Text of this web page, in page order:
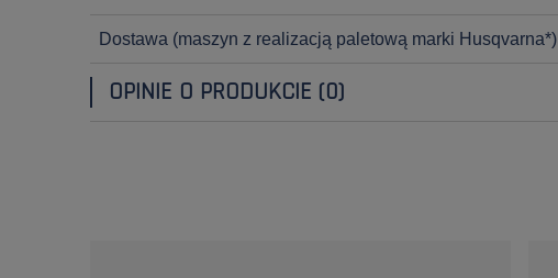
Dostawa (maszyn z realizacją paletową marki Husqvarna*)
OPINIE O PRODUKCIE (0)